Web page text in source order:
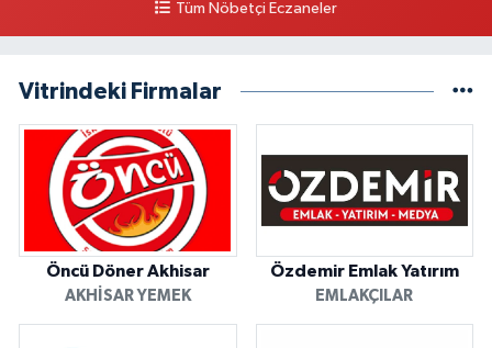
Tüm Nöbetçi Eczaneler
Vitrindeki Firmalar
Öncü Döner Akhisar
AKHISAR YEMEK
Özdemir Emlak Yatırım
EMLAKÇILAR